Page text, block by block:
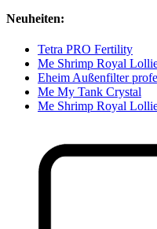
Neuheiten:
Tetra PRO Fertility
Me Shrimp Royal
Eheim Außenfilter
Me My Tank Crystal
Me Shrimp Royal